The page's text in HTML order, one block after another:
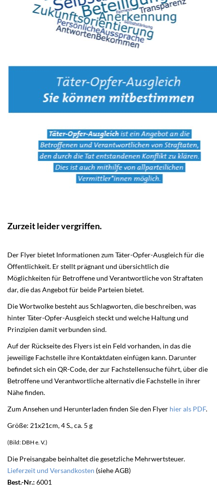
Zurzeit leider vergriffen.
Der Flyer bietet Informationen zum Täter-Opfer-Ausgleich für die
Öffentlichkeit. Er stellt prägnant und übersichtlich die
Möglichkeiten für Betroffene und Verantwortliche von Straftaten
dar, die das Angebot für beide Parteien bietet.
Die Wortwolke besteht aus Schlagworten, die beschreiben, was
hinter Täter-Opfer-Ausgleich steckt und welche Haltung und
Prinzipien damit verbunden sind.
Auf der Rückseite des Flyers ist ein Feld vorhanden, in das die
jeweilige Fachstelle ihre Kontaktdaten einfügen kann. Darunter
befindet sich ein QR-Code, der zur Fachstellensuche führt, über die
Betroffene und Verantwortliche alternativ die Fachstelle in ihrer
Nähe finden.
Zum Ansehen und Herunterladen finden Sie den Flyer hier als PDF.
Größe: 21x21cm, 4 S., ca. 5 g
(Bild: DBH e. V.)
Die Preisangabe beinhaltet die gesetzliche Mehrwertsteuer.
Lieferzeit und Versandkosten (siehe AGB)
Best.-Nr.: 6001